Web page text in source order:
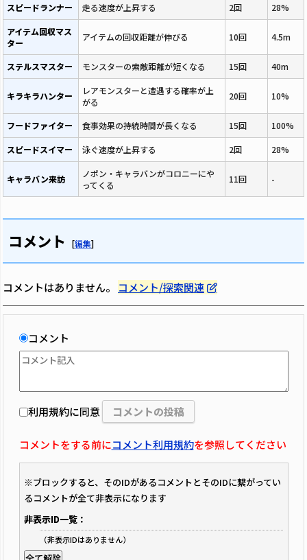
スピードランナー 走る速度が上昇する 2回 28%
アイテム回収マス
ター
アイテムの回収距離が伸びる 10回 4.5m
ステルスマスター モンスターの索敵距離が短くなる 15回 40m
キラキラハンター
レアモンスターと遭遇する確率が上
がる
20回 10%
フードファイター 食事効果の持続時間が長くなる 15回 100%
スピードスイマー 泳ぐ速度が上昇する 2回 28%
キャラバン来訪
ノポン・キャラバンがコロニーにや
ってくる
11回 -
コメント [編集]
コメントはありません。 コメント/探索関連
コメント
利用規約に同意
コメントをする前にコメント利用規約を参照してください
※ブロックすると、そのIDがあるコメントとそのIDに繋がってい
るコメントが全て非表示になります
非表示ID一覧：
（非表示IDはありません）